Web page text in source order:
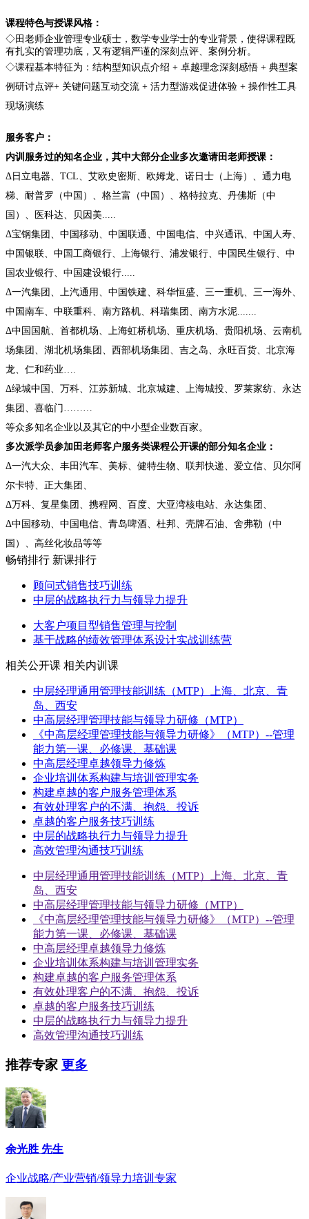
课程特色与授课风格：
◇田老师企业管理专业硕士，数学专业学士的专业背景，使得课程既
有扎实的管理功底，又有逻辑严谨的深刻点评、案例分析。
◇课程基本特征为： 结构型知识点介绍 + 卓越理念深刻感悟+ 典型案
例研讨点评+ 关键问题互动交流+ 活力型游戏促进体验+ 操作性工具
现场演练
服务客户：
内训服务过的知名企业，其中大部分企业多次邀请田老师授课：
Δ日立电器、 TCL、艾欧史密斯、欧姆龙、诺日士（上海） 、通力电
梯、耐普罗（中国）、格兰富（中国） 、格特拉克、丹佛斯（中
国）、医科达、贝因美.....
Δ宝钢集团 、中国移动、中国联通 、中国电信、中兴通讯、中国人寿、
中国银联、中国工商银行、上海银行、浦发银行、中国民生银行、中
国农业银行、中国建设银行.....
Δ一汽集团 、上汽通用、中国铁建、科华恒盛、三一重机、三一海外、
中国南车、中联重科、南方路机、科瑞集团、南方水泥.......
Δ中国国航、首都机场、上海虹桥机场、重庆机场、贵阳机场、云南机
场集团、湖北机场集团、西部机场集团、吉之岛、永旺百货、北京海
龙、仁和药业….
Δ绿城中国 、万科、江苏新城、北京城建、上海城投、罗莱家纺、永达
集团、喜临门 ………
等众多知名企业以及其它的中小型企业数百家。
多次派学员参加田老师客户服务类课程公开课的部分知名企业：
Δ一汽大众、丰田汽车、美标、健特生物、联邦快递、爱立信、贝尔阿
尔卡特、正大集团、
Δ万科、复星集团、携程网、百度、大亚湾核电站、永达集团、
Δ中国移动、中国电信、青岛啤酒、杜邦、壳牌石油、舍弗勒（中
国）、高丝化妆品等等
畅销排行 新课排行
顾问式销售技巧训练
中层的战略执行力与领导力提升
大客户项目型销售管理与控制
基于战略的绩效管理体系设计实战训练营
相关公开课 相关内训课
中层经理通用管理技能训练（MTP）上海、北京、青
岛、西安
中高层经理管理技能与领导力研修（MTP）
《中高层经理管理技能与领导力研修》（MTP）--管理
能力第一课、必修课、基础课
中高层经理卓越领导力修炼
企业培训体系构建与培训管理实务
构建卓越的客户服务管理体系
有效处理客户的不满、抱怨、投诉
卓越的客户服务技巧训练
中层的战略执行力与领导力提升
高效管理沟通技巧训练
中层经理通用管理技能训练（MTP）上海、北京、青
岛、西安
中高层经理管理技能与领导力研修（MTP）
《中高层经理管理技能与领导力研修》（MTP）--管理
能力第一课、必修课、基础课
中高层经理卓越领导力修炼
企业培训体系构建与培训管理实务
构建卓越的客户服务管理体系
有效处理客户的不满、抱怨、投诉
卓越的客户服务技巧训练
中层的战略执行力与领导力提升
高效管理沟通技巧训练
推荐专家 更多
余光胜 先生
企业战略/产业营销/领导力培训专家